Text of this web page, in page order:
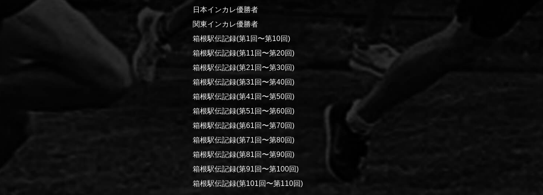
日本インカレ優勝者
関東インカレ優勝者
箱根駅伝記録(第1回〜第10回)
箱根駅伝記録(第11回〜第20回)
箱根駅伝記録(第21回〜第30回)
箱根駅伝記録(第31回〜第40回)
箱根駅伝記録(第41回〜第50回)
箱根駅伝記録(第51回〜第60回)
箱根駅伝記録(第61回〜第70回)
箱根駅伝記録(第71回〜第80回)
箱根駅伝記録(第81回〜第90回)
箱根駅伝記録(第91回〜第100回)
箱根駅伝記録(第101回〜第110回)